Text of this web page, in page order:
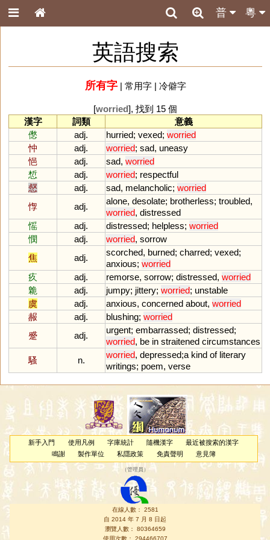
粵
普
英語搜索
所有字| 常用字| 冷僻字
[worried], 找到 15 個
漢字
詞類
意義
僽
adj. hurried; vexed; worried
忡
adj. worried; sad, uneasy
悒
adj. sad, worried
惁
adj. worried; respectful
惄
adj. sad, melancholic; worried
惸
adj.
alone, desolate; brotherless; troubled,
worried, distressed
愮
adj. distressed; helpless; worried
憫
adj. worried, sorrow
焦
adj.
scorched, burned; charred; vexed;
anxious; worried
疚
adj. remorse, sorrow; distressed, worried
臲
adj. jumpy; jittery; worried; unstable
虞
adj. anxious, concerned about, worried
赧
adj. blushing; worried
蹙
adj.
urgent; embarrassed; distressed;
worried, be in straitened circumstances
騷
n.
worried, depressed;a kind of literary
writings; poem, verse
新手入門 使用凡例 字庫統計 隨機漢字
最近被搜索的漢字
鳴謝
製作單位 私隱政策 免責聲明 意見簿
（管理員 ）
在線人數： 2581
自 2014 年 7 月 8 日起
瀏覽人數： 80364659